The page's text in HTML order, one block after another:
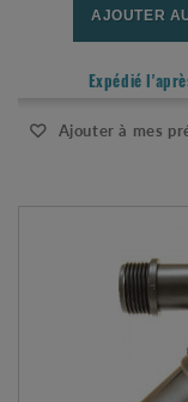
AJOUTER
Expédié
Ajouter à mes